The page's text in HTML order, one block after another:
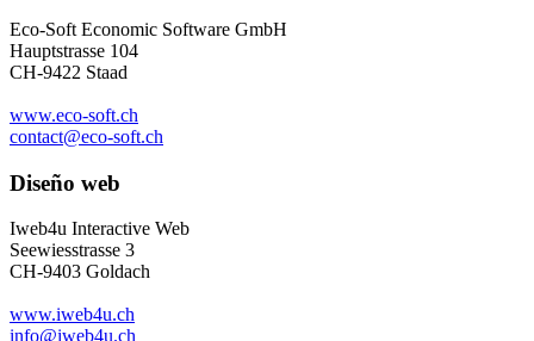
Eco-Soft Economic Software GmbH
Hauptstrasse 104
CH-9422 Staad
www.eco-soft.ch
contact@eco-soft.ch
Diseño web
Iweb4u Interactive Web
Seewiesstrasse 3
CH-9403 Goldach
www.iweb4u.ch
info@iweb4u.ch